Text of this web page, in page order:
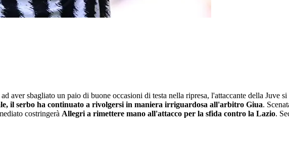
aver sbagliato un paio di buone occasioni di testa nella ripresa, l'attaccante della Juve si
il serbo ha continuato a rivolgersi in maniera irriguardosa all'arbitro Giua.
costringerà Allegri a rimettere mano all'attacco per la sfida contro la Lazio.